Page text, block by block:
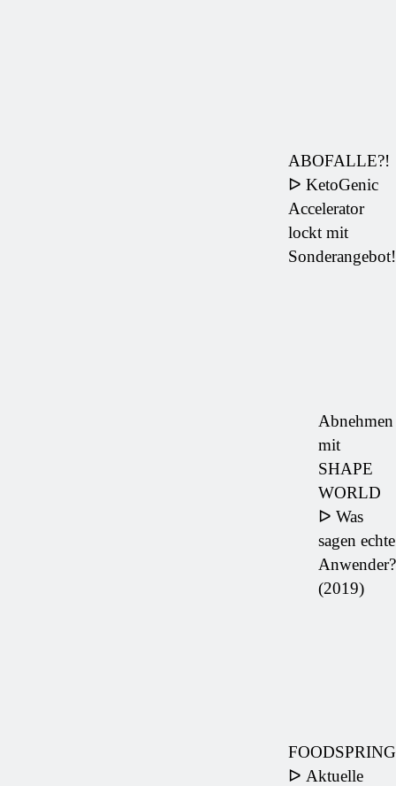
ABOFALLE?!
ᐅ KetoGenic
Accelerator
lockt mit
Sonderangebot!
Abnehmen
mit
SHAPE
WORLD
ᐅ Was
sagen echte
Anwender?
(2019)
FOODSPRING
ᐅ Aktuelle